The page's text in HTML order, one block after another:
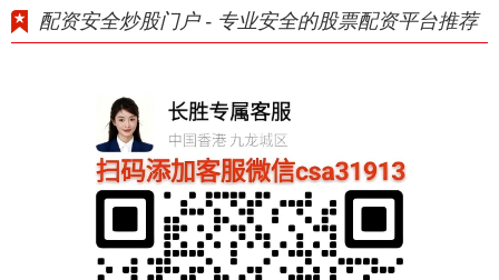
配资安全炒股门户 - 专业安全的股票配资平台推荐